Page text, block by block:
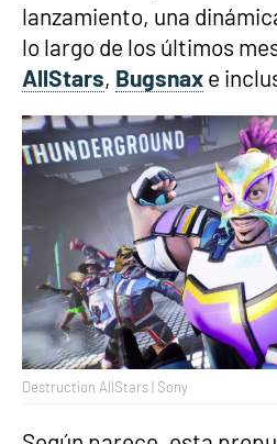
lanzamiento, una
lo largo de los últimos
AllStars, Bugsnax e
Destruction AllStars | Sony